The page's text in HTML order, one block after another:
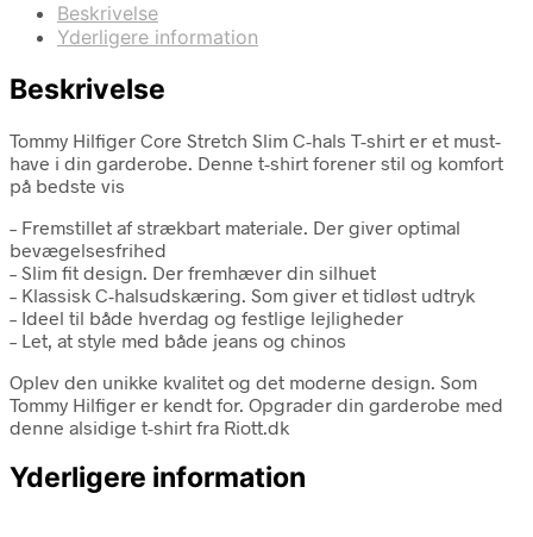
Beskrivelse
Yderligere information
Beskrivelse
Tommy Hilfiger Core Stretch Slim C-hals T-shirt er et must-
have i din garderobe. Denne t-shirt forener stil og komfort
på bedste vis
– Fremstillet af strækbart materiale. Der giver optimal
bevægelsesfrihed
– Slim fit design. Der fremhæver din silhuet
– Klassisk C-halsudskæring. Som giver et tidløst udtryk
– Ideel til både hverdag og festlige lejligheder
– Let, at style med både jeans og chinos
Oplev den unikke kvalitet og det moderne design. Som
Tommy Hilfiger er kendt for. Opgrader din garderobe med
denne alsidige t-shirt fra Riott.dk
Yderligere information